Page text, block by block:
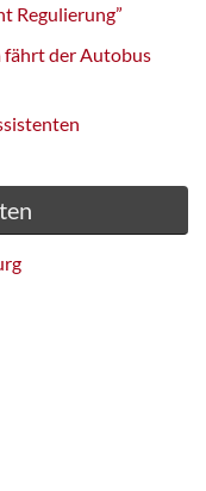
Regulierung”
fährt der Autobus